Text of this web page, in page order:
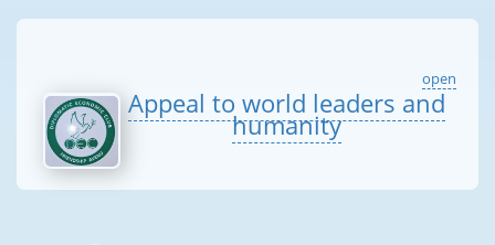
open
Appeal to world leaders and
humanity